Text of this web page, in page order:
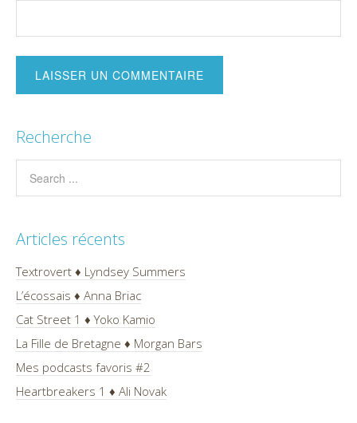
Recherche
Articles récents
Textrovert ♦ Lyndsey Summers
L’écossais ♦ Anna Briac
Cat Street 1 ♦ Yoko Kamio
La Fille de Bretagne ♦ Morgan Bars
Mes podcasts favoris #2
Heartbreakers 1 ♦ Ali Novak